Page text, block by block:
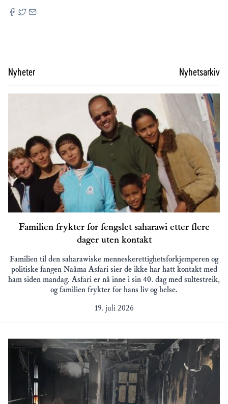
Nyheter Nyhetsarkiv
Familien frykter for fengslet saharawi etter flere
dager uten kontakt
Familien til den saharawiske menneskerettighetsforkjemperen og
politiske fangen Naâma Asfari sier de ikke har hatt kontakt med
ham siden mandag. Asfari er nå inne i sin 40. dag med sultestreik,
og familien frykter for hans liv og helse.
19. juli 2026